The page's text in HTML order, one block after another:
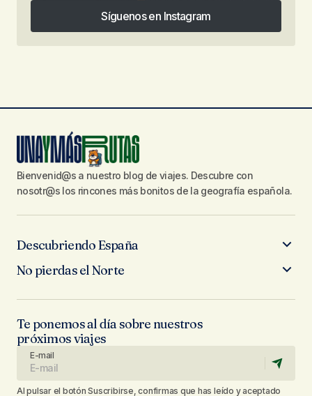
Síguenos en Instagram
Síguenos en Instagram
Bienvenid@s a nuestro blog de viajes. Descubre con
nosotr@s los rincones más bonitos de la geografía española.
Descubriendo España
No pierdas el Norte
Te ponemos al día sobre nuestros
próximos viajes
E-mail
Al pulsar el botón Suscribirse, confirmas que has leído y aceptado